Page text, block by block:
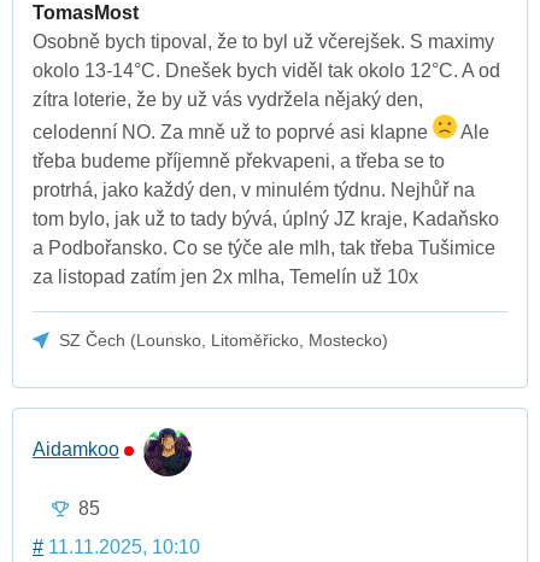
TomasMost
Osobně bych tipoval, že to byl už včerejšek. S maximy
okolo 13-14°C. Dnešek bych viděl tak okolo 12°C. A od
zítra loterie, že by už vás vydržela nějaký den,
celodenní NO. Za mně už to poprvé asi klapne
Ale
třeba budeme příjemně překvapeni, a třeba se to
protrhá, jako každý den, v minulém týdnu. Nejhůř na
tom bylo, jak už to tady bývá, úplný JZ kraje, Kadaňsko
a Podbořansko. Co se týče ale mlh, tak třeba Tušimice
za listopad zatím jen 2x mlha, Temelín už 10x
SZ Čech (Lounsko, Litoměřicko, Mostecko)
Aidamkoo
85
# 11.11.2025, 10:10